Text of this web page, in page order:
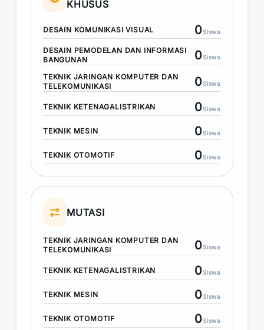
KHUSUS
DESAIN KOMUNIKASI VISUAL 0Siswa
DESAIN PEMODELAN DAN INFORMASI
BANGUNAN
0Siswa
TEKNIK JARINGAN KOMPUTER DAN
TELEKOMUNIKASI
0Siswa
TEKNIK KETENAGALISTRIKAN 0Siswa
TEKNIK MESIN 0Siswa
TEKNIK OTOMOTIF 0Siswa
MUTASI
TEKNIK JARINGAN KOMPUTER DAN
TELEKOMUNIKASI
0Siswa
TEKNIK KETENAGALISTRIKAN 0Siswa
TEKNIK MESIN 0Siswa
TEKNIK OTOMOTIF 0Siswa